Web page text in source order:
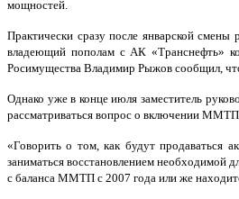
мощностей.
Практически сразу после январской
владеющий пополам с АК «Транснефть»
Росимущества Владимир Рыжов сообщил,
Однако уже в конце июля заместитель
рассматриваться вопрос о включении ММТП
«Говорить о том, как будут продаваться
заниматься восстановлением необходимой
с баланса ММТП с 2007 года или же